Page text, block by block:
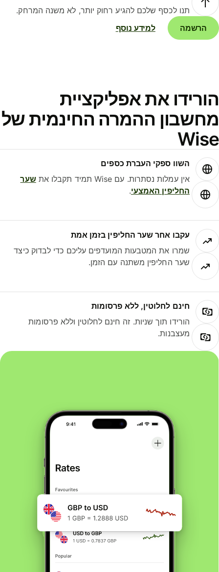
תנו לכסף שלכם להגיע רחוק יותר, לא משנה המרחק.
הרשמה
למידע נוסף
את אפליקציית
ההמרה החינמית של
השוו ספקי העברת כספים
אין עמלות נסתרות. עם Wise תמיד תקבלו את
שער
החליפין האמצעי.
עקבו אחר שער החליפין בזמן אמת
שמרו את המטבעות המועדפים עליכם כדי לבדוק כיצד
שער החליפין משתנה עם הזמן.
חינם לחלוטין, ללא פרסומות
הורידו תוך שניות. זה חינם לחלוטין וללא פרסומות
מעצבנות.